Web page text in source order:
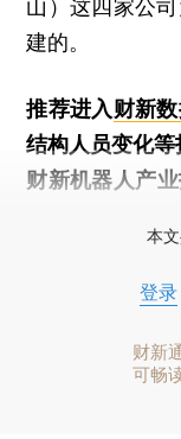
山）这四家公
建的。
推荐进入财新
结构人员变化等
财新机器人产
本
登录
财新
可畅